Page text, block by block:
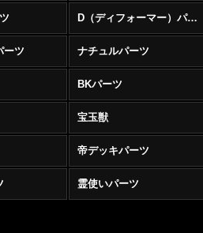
D（ディフォーマー）パーツ
ーツ ナチュルパーツ
BKパーツ
宝玉獣
帝デッキパーツ
霊使いパーツ